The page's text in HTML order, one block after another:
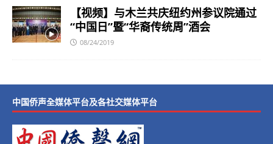
【视频】与木兰共庆纽约州参议院通过
“中国日”暨“华裔传统周”酒会
08/24/2019
中国侨声全媒体平台及各社交媒体平台